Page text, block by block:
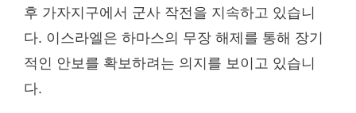
후 가자지구에서 군사 작전을 지속하고 있습니
다. 이스라엘은 하마스의 무장 해제를 통해 장기
적인 안보를 확보하려는 의지를 보이고 있습니
다.